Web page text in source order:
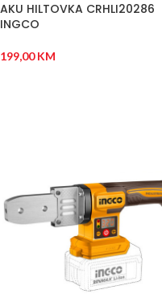
AKU HILTOVKA CRHLI20286
INGCO
199,00KM